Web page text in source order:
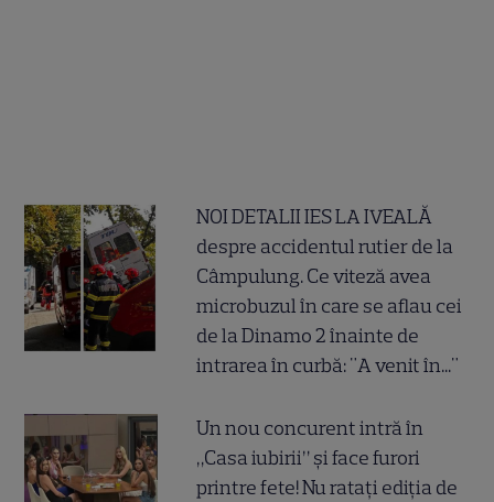
NOI DETALII IES LA IVEALĂ
despre accidentul rutier de la
Câmpulung. Ce viteză avea
microbuzul în care se aflau cei
de la Dinamo 2 înainte de
intrarea în curbă: "A venit în..."
Un nou concurent intră în
„Casa iubirii” și face furori
printre fete! Nu ratați ediția de